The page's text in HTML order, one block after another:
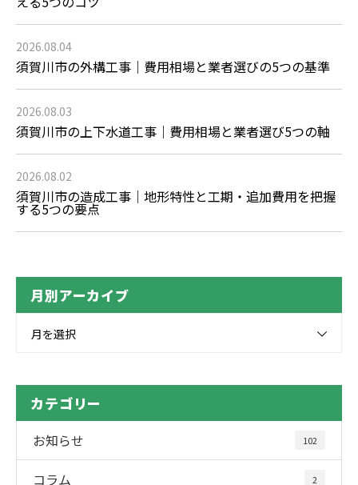
2026.08.04
須賀川市の外構工事｜費用相場と業者選びの5つの基準
2026.08.03
須賀川市の上下水道工事｜費用相場と業者選び5つの軸
2026.08.02
須賀川市の造成工事｜地形特性と工期・追加費用を把握
する5つの要点
月別アーカイブ
月を選択
カテゴリー
お知らせ 102
コラム 2